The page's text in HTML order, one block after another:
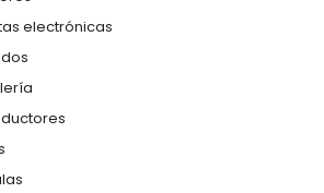
electrónicas